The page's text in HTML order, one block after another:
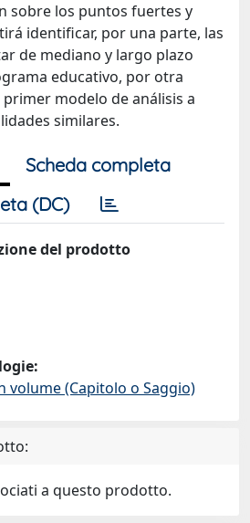
sobre los puntos fuertes y
identificar, por una parte, las
de mediano y largo plazo
educativo, por otra
modelo de análisis a
similares.
Scheda completa
(DC)
del prodotto
volume (Capitolo o Saggio)
a questo prodotto.